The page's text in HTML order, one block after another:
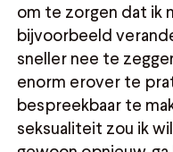
om te zorgen dat ik
bijvoorbeeld
sneller nee te
enorm erover te
bespreekbaar te
seksualiteit zou ik